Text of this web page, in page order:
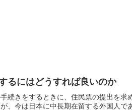
るにはどうすれば良いのか
続きをするときに、住民票の提出を
、今は日本に中長期在留する外国人